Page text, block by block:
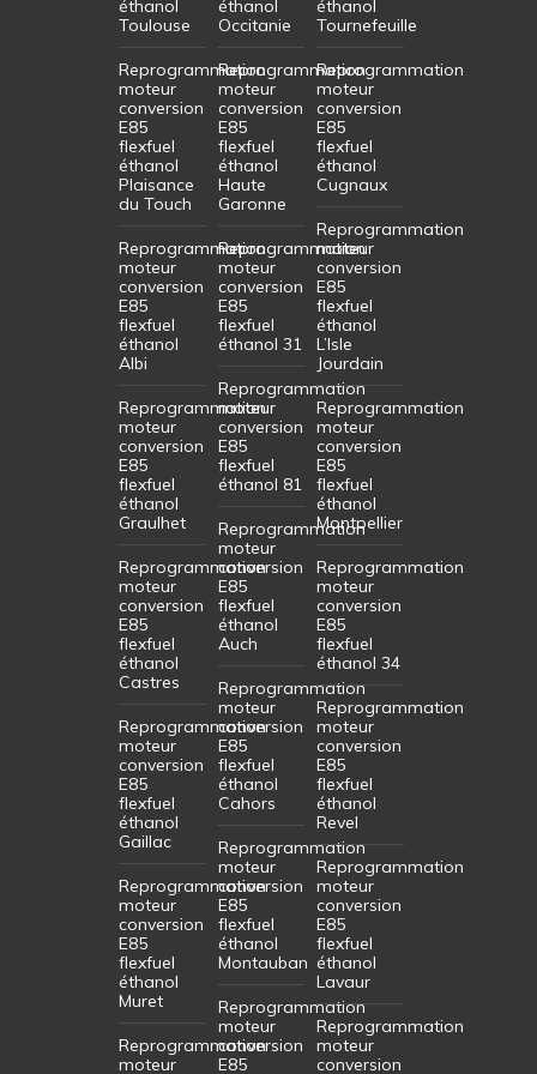
éthanol
Toulouse
Reprogrammation
moteur
conversion
E85
flexfuel
éthanol
Plaisance
du Touch
Reprogrammation
moteur
conversion
E85
flexfuel
éthanol
Albi
Reprogrammation
moteur
conversion
E85
flexfuel
éthanol
Graulhet
Reprogrammation
moteur
conversion
E85
flexfuel
éthanol
Castres
Reprogrammation
moteur
conversion
E85
flexfuel
éthanol
Gaillac
Reprogrammation
moteur
conversion
E85
flexfuel
éthanol
Muret
Reprogrammation
moteur
éthanol
Occitanie
Reprogrammation
moteur
conversion
E85
flexfuel
éthanol
Haute
Garonne
Reprogrammation
moteur
conversion
E85
flexfuel
éthanol 31
Reprogrammation
moteur
conversion
E85
flexfuel
éthanol 81
Reprogrammation
moteur
conversion
E85
flexfuel
éthanol
Auch
Reprogrammation
moteur
conversion
E85
flexfuel
éthanol
Cahors
Reprogrammation
moteur
conversion
E85
flexfuel
éthanol
Montauban
Reprogrammation
moteur
conversion
E85
éthanol
Tournefeuille
Reprogrammation
moteur
conversion
E85
flexfuel
éthanol
Cugnaux
Reprogrammation
moteur
conversion
E85
flexfuel
éthanol
L’Isle
Jourdain
Reprogrammation
moteur
conversion
E85
flexfuel
éthanol
Montpellier
Reprogrammation
moteur
conversion
E85
flexfuel
éthanol 34
Reprogrammation
moteur
conversion
E85
flexfuel
éthanol
Revel
Reprogrammation
moteur
conversion
E85
flexfuel
éthanol
Lavaur
Reprogrammation
moteur
conversion